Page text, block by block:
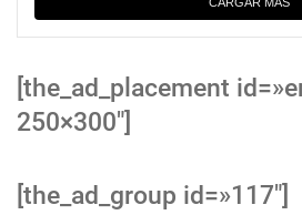
CARGAR MÁS
[the_ad_placement
250×300″]
[the_ad_group id=»117″]